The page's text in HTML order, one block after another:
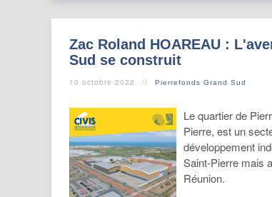
Zac Roland HOAREAU :
Sud se construit
10 octobre 2022 Pierrefonds Grand Sud
Le quartier de
Pierre, est un
développement
Saint-Pierre mais
Réunion.